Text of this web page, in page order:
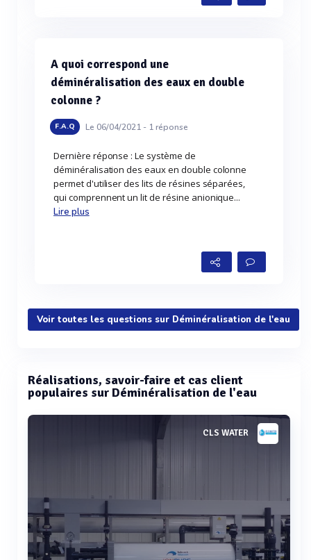
A quoi correspond une
déminéralisation des eaux en double
colonne ?
F.A.Q Le 06/04/2021 - 1réponse
Dernière réponse : Le système de
déminéralisation des eaux en double colonne
permet d'utiliser des lits de résines séparées,
qui comprennent un lit de résine anionique...
Lire plus
Voir toutes les questions sur Déminéralisation de l'eau
Réalisations, savoir-faire et cas client
populaires sur Déminéralisation de l'eau
CLS WATER